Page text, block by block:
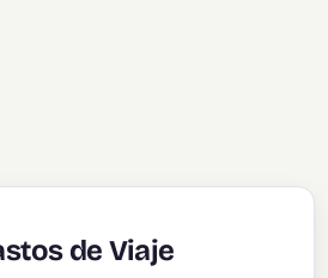
de Viaje